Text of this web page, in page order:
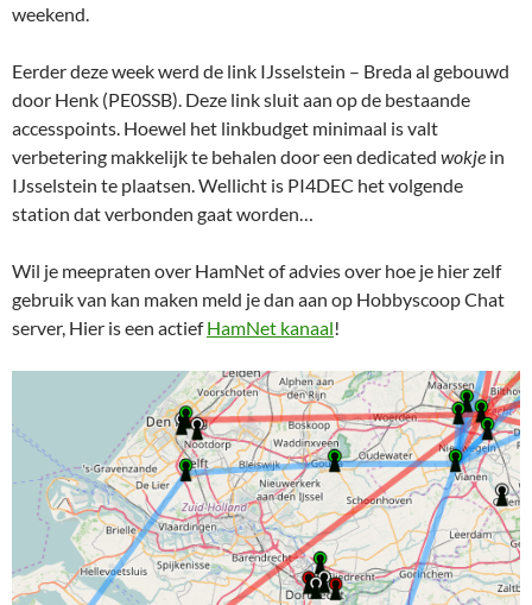
weekend.
Eerder deze week werd de link IJsselstein – Breda al gebouwd
door Henk (PE0SSB). Deze link sluit aan op de bestaande
accesspoints. Hoewel het linkbudget minimaal is valt
verbetering makkelijk te behalen door een dedicated wokje in
IJsselstein te plaatsen. Wellicht is PI4DEC het volgende
station dat verbonden gaat worden…
Wil je meepraten over HamNet of advies over hoe je hier zelf
gebruik van kan maken meld je dan aan op Hobbyscoop Chat
server, Hier is een actiefHamNet kanaal!